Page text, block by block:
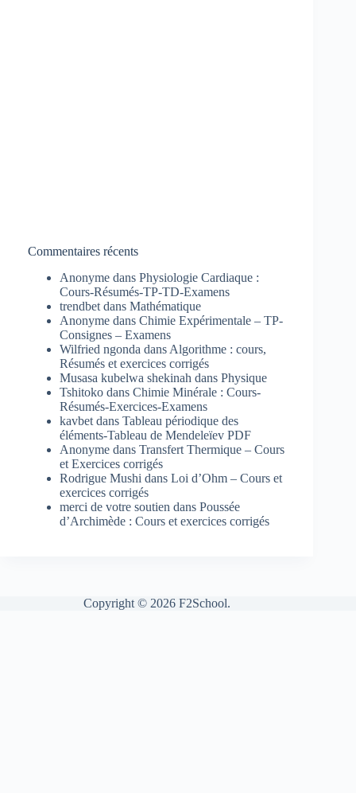
Commentaires récents
Anonyme dans Physiologie Cardiaque :
Cours-Résumés-TP-TD-Examens
trendbet dans Mathématique
Anonyme dans Chimie Expérimentale – TP-
Consignes – Examens
Wilfried ngonda dans Algorithme : cours,
Résumés et exercices corrigés
Musasa kubelwa shekinah dans Physique
Tshitoko dans Chimie Minérale : Cours-
Résumés-Exercices-Examens
kavbet dans Tableau périodique des
éléments-Tableau de Mendeleïev PDF
Anonyme dans Transfert Thermique – Cours
et Exercices corrigés
Rodrigue Mushi dans Loi d’Ohm – Cours et
exercices corrigés
merci de votre soutien dans Poussée
d’Archimède : Cours et exercices corrigés
Copyright © 2026 F2School.